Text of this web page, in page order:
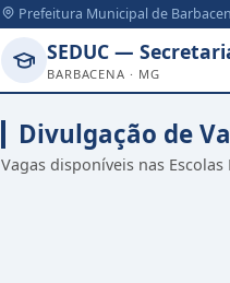
Prefeitura Municipal de
SEDUC —
BARBACENA · MG
Divulgação de
Vagas disponíveis nas